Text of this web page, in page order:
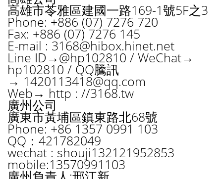
高雄市苓雅區建國一路169-1號5F之3
Phone: +886 (07) 7276 720
Fax: +886 (07) 7276 145
E-mail : 3168@hibox.hinet.net
Line ID→@hp102810 / WeChat→
hp102810 / QQ騰訊
→ 1420113418@qq.com
Web→ http : //3168.tw
廣州公司
廣東市黃埔區鎮東路北68號
Phone: +86 1357 0991 103
QQ：421782049
wechat : shouji132121952853
mobile:13570991103